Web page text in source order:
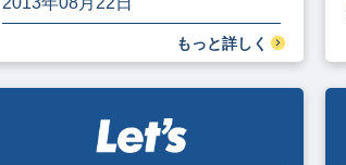
もっと詳しく